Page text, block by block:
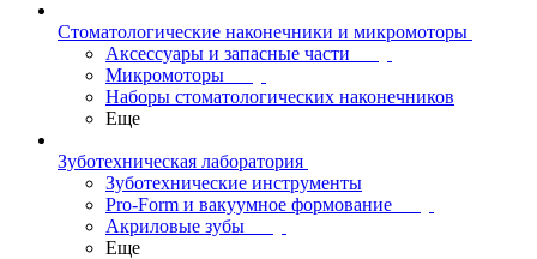
Стоматологические наконечники и микромоторы
Аксессуары и запасные части
Микромоторы
Наборы стоматологических наконечников
Еще
Зуботехническая лаборатория
Зуботехнические инструменты
Pro-Form и вакуумное формование
Акриловые зубы
Еще